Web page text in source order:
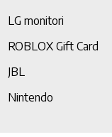
LG monitori
ROBLOX Gift Card
JBL
Nintendo